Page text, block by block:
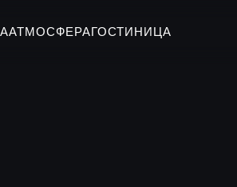
АТМОСФЕРАГОСТИНИЦА